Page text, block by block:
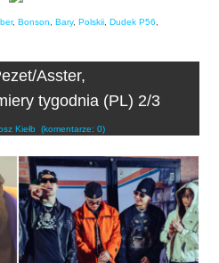
, Bonson, Bary, Polskii, Dudek P56,
Asster,
tygodnia (PL) 2/3
Kiełb (komentarze: 0)